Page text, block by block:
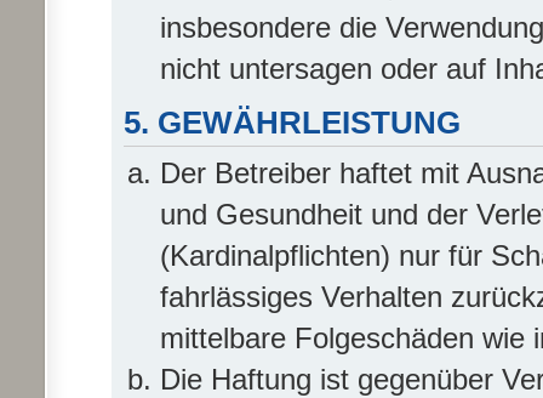
insbesondere die
nicht untersagen oder auf
5. GEWÄHRLEISTUNG
Der Betreiber haftet mit
und Gesundheit und der
(Kardinalpflichten) nur für
fahrlässiges Verhalten
mittelbare Folgeschäden wie
Die Haftung ist gegenüber